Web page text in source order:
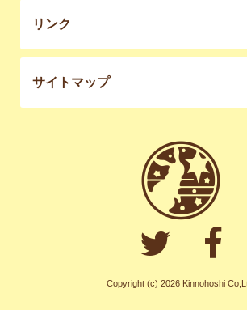
リンク
サイトマップ
Copyright (c) 2026 Kinnohoshi